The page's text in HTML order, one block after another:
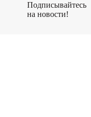
Подписывайтесь
на новости!